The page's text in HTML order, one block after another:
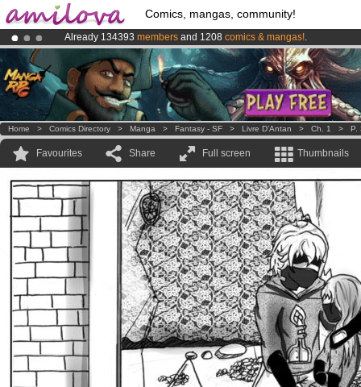
Comics, mangas, community!
Already 134393 members and 1208 comics & mangas!.
Premium membership from3.95 eurosper month !Get membership
AmilovaKickstarter is now LIVE!.
Home > Comics Directory > Manga > Fantasy - SF > Livre D'Antan > Ch. 1 > P.
Favourites Share Full screen Thumbnails